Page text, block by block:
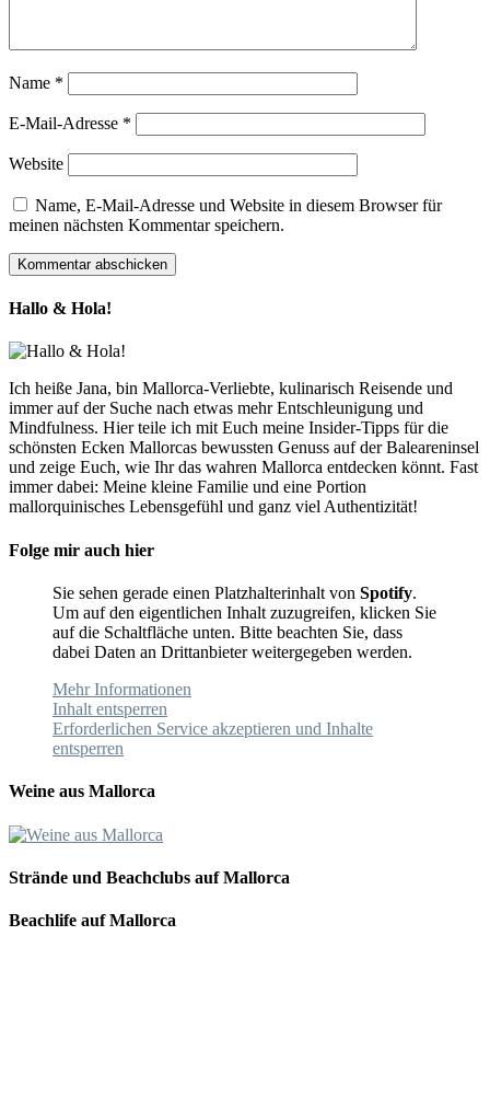
Name *
E-Mail-Adresse *
Website
Name, E-Mail-Adresse und Website in diesem Browser für
meinen nächsten Kommentar speichern.
Hallo & Hola!
Ich heiße Jana, bin Mallorca-Verliebte, kulinarisch Reisende und
immer auf der Suche nach etwas mehr Entschleunigung und
Mindfulness. Hier teile ich mit Euch meine Insider-Tipps für die
schönsten Ecken Mallorcas bewussten Genuss auf der Baleareninsel
und zeige Euch, wie Ihr das wahren Mallorca entdecken könnt. Fast
immer dabei: Meine kleine Familie und eine Portion
mallorquinisches Lebensgefühl und ganz viel Authentizität!
Folge mir auch hier
Sie sehen gerade einen Platzhalterinhalt von Spotify.
Um auf den eigentlichen Inhalt zuzugreifen, klicken Sie
auf die Schaltfläche unten. Bitte beachten Sie, dass
dabei Daten an Drittanbieter weitergegeben werden.
Mehr Informationen
Inhalt entsperren
Erforderlichen Service akzeptieren und Inhalte
entsperren
Weine aus Mallorca
Strände und Beachclubs auf Mallorca
Beachlife auf Mallorca